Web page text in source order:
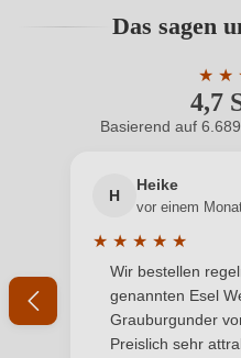
Jahrgang
Land
Benutzern
Neuer Kunde?
Ihre E-Mail-Adresse
Ihr Passwort
Ich
Das sagen
4,7
★ ★
Basierend auf
H
Heike
vor einem
★ ★ ★ ★ ★
Durchschnittliche
Wir bestellen
genannten Esel
Grauburgunder
Preislich sehr